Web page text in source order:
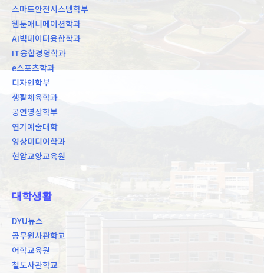
스마트안전시스템학부
웹툰애니메이션학과
AI빅데이터융합학과
IT융합경영학과
e스포츠학과
디자인학부
생활체육학과
공연영상학부
연기예술대학
영상미디어학과
현암교양교육원
대학생활
DYU뉴스
공무원사관학교
어학교육원
철도사관학교